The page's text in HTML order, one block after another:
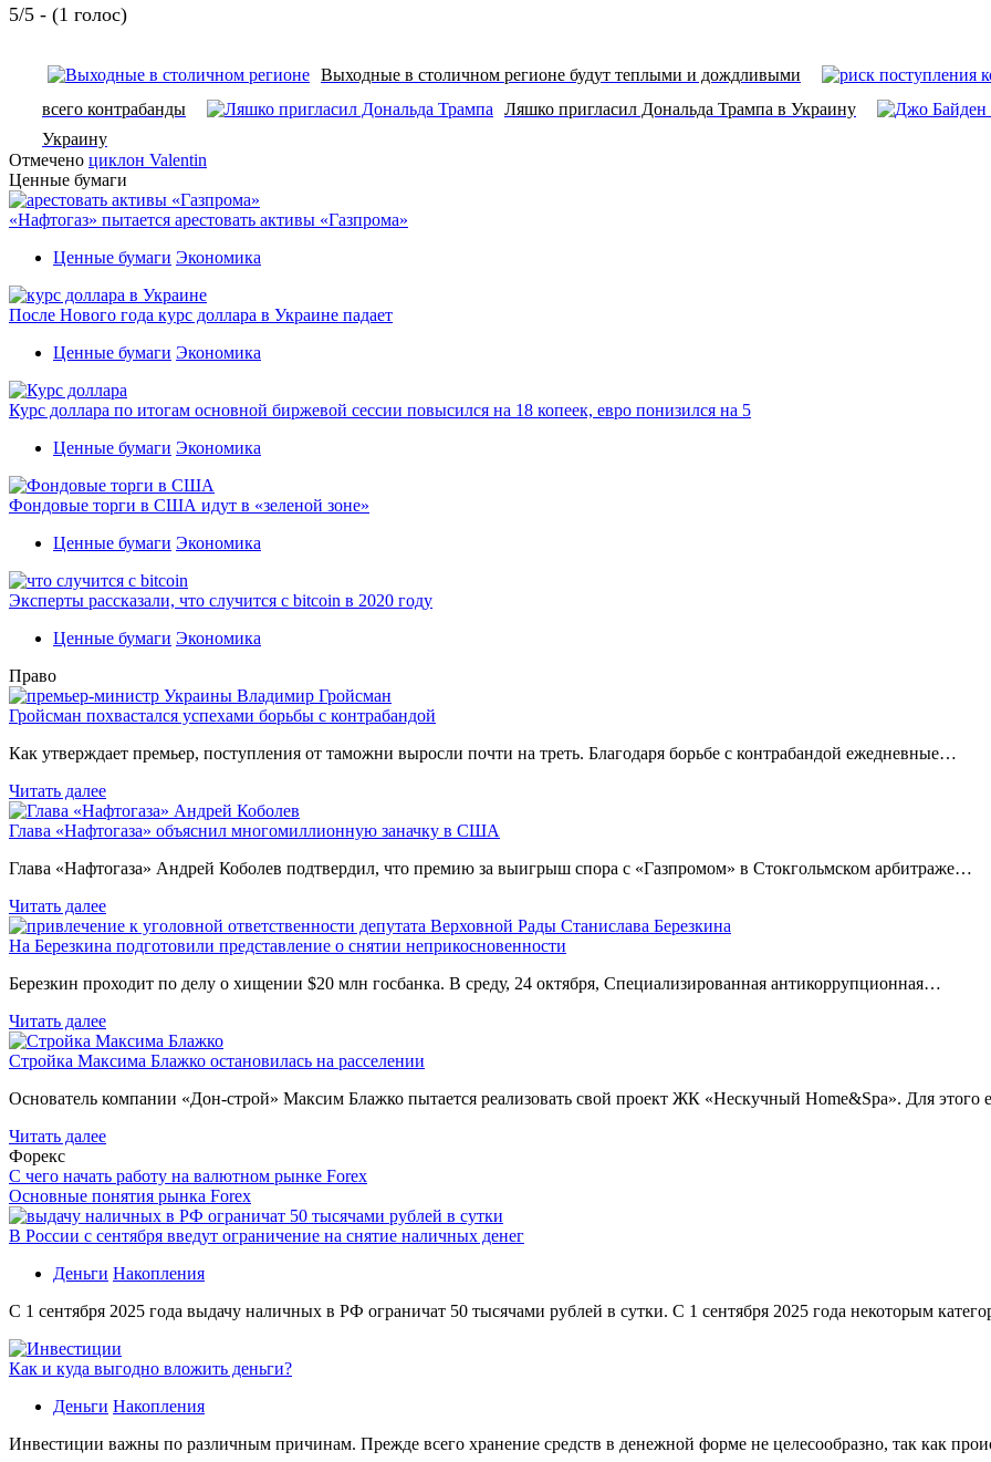
5/5 - (1 голос)
Выходные в столичном регионе будут теплыми и дождливыми
всего контрабанды
Ляшко пригласил Дональда Трампа в Украину
Украину
Отмечено циклон Valentin
Ценные бумаги
«Нафтогаз» пытается арестовать активы «Газпрома»
Ценные бумаги Экономика
После Нового года курс доллара в Украине падает
Ценные бумаги Экономика
Курс доллара по итогам основной биржевой сессии повысился на 18 копеек, евро понизился на 5
Ценные бумаги Экономика
Фондовые торги в США идут в «зеленой зоне»
Ценные бумаги Экономика
Эксперты рассказали, что случится с bitcoin в 2020 году
Ценные бумаги Экономика
Право
Гройсман похвастался успехами борьбы с контрабандой
Как утверждает премьер, поступления от таможни выросли почти на треть. Благодаря борьбе с контрабандой ежедневные…
Читать далее
Глава «Нафтогаза» объяснил многомиллионную заначку в США
Глава «Нафтогаза» Андрей Коболев подтвердил, что премию за выигрыш спора с «Газпромом» в Стокгольмском арбитраже…
Читать далее
На Березкина подготовили представление о снятии неприкосновенности
Березкин проходит по делу о хищении $20 млн госбанка. В среду, 24 октября, Специализированная антикоррупционная…
Читать далее
Стройка Максима Блажко остановилась на расселении
Основатель компании «Дон-строй» Максим Блажко пытается реализовать свой проект ЖК «Нескучный Home&Spa». Для
Читать далее
Форекс
С чего начать работу на валютном рынке Forex
Основные понятия рынка Forex
В России с сентября введут ограничение на снятие наличных денег
Деньги Накопления
С 1 сентября 2025 года выдачу наличных в РФ ограничат 50 тысячами рублей в сутки. С 1 сентября 2025 года некоторым
Как и куда выгодно вложить деньги?
Деньги Накопления
Инвестиции важны по различным причинам. Прежде всего хранение средств в денежной форме не целесообразно, так как